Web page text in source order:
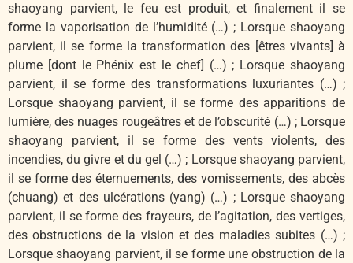
shaoyang parvient, le feu est produit, et finalement il se
forme la vaporisation de l’humidité (…) ; Lorsque shaoyang
parvient, il se forme la transformation des [êtres vivants] à
plume [dont le Phénix est le chef] (…) ; Lorsque shaoyang
parvient, il se forme des transformations luxuriantes (…) ;
Lorsque shaoyang parvient, il se forme des apparitions de
lumière, des nuages rougeâtres et de l’obscurité (…) ; Lorsque
shaoyang parvient, il se forme des vents violents, des
incendies, du givre et du gel (…) ; Lorsque shaoyang parvient,
il se forme des éternuements, des vomissements, des abcès
(chuang) et des ulcérations (yang) (…) ; Lorsque shaoyang
parvient, il se forme des frayeurs, de l’agitation, des vertiges,
des obstructions de la vision et des maladies subites (…) ;
Lorsque shaoyang parvient, il se forme une obstruction de la